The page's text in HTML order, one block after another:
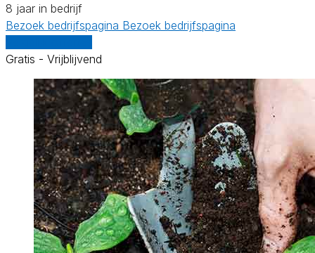
8 jaar in bedrijf
Bezoek bedrijfspagina Bezoek bedrijfspagina
Gratis - Vrijblijvend